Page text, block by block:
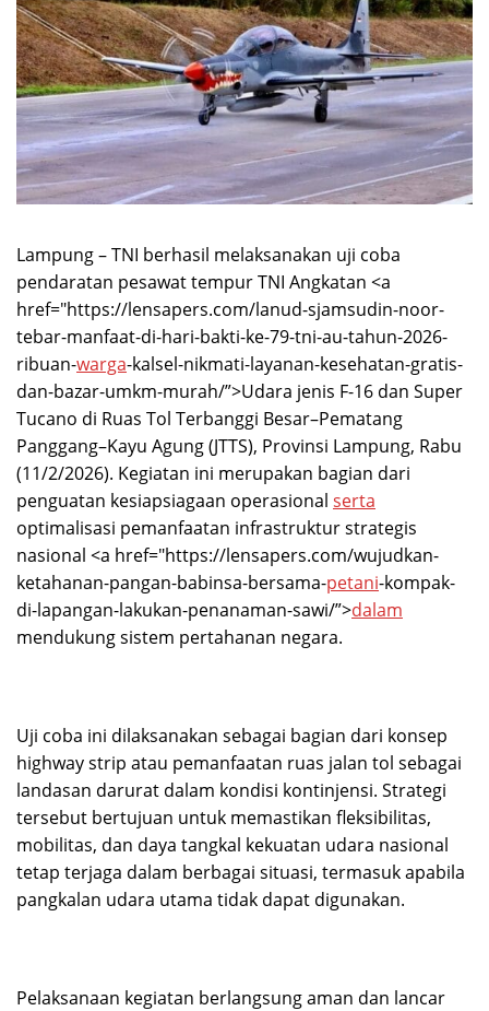
Lampung – TNI berhasil melaksanakan uji coba
pendaratan pesawat tempur TNI Angkatan <a
href="https://lensapers.com/lanud-sjamsudin-noor-
tebar-manfaat-di-hari-bakti-ke-79-tni-au-tahun-2026-
ribuan-warga-kalsel-nikmati-layanan-kesehatan-gratis-
dan-bazar-umkm-murah/”>Udara jenis F-16 dan Super
Tucano di Ruas Tol Terbanggi Besar–Pematang
Panggang–Kayu Agung (JTTS), Provinsi Lampung, Rabu
(11/2/2026). Kegiatan ini merupakan bagian dari
penguatan kesiapsiagaan operasional serta
optimalisasi pemanfaatan infrastruktur strategis
nasional <a href="https://lensapers.com/wujudkan-
ketahanan-pangan-babinsa-bersama-petani-kompak-
di-lapangan-lakukan-penanaman-sawi/”>dalam
mendukung sistem pertahanan negara.
Uji coba ini dilaksanakan sebagai bagian dari konsep
highway strip atau pemanfaatan ruas jalan tol sebagai
landasan darurat dalam kondisi kontinjensi. Strategi
tersebut bertujuan untuk memastikan fleksibilitas,
mobilitas, dan daya tangkal kekuatan udara nasional
tetap terjaga dalam berbagai situasi, termasuk apabila
pangkalan udara utama tidak dapat digunakan.
Pelaksanaan kegiatan berlangsung aman dan lancar